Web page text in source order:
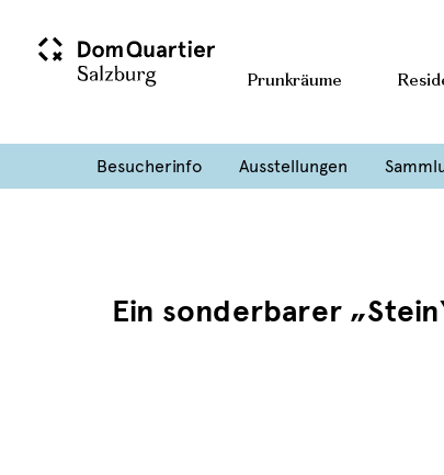
Prunkräume
Besucherinfo Ausstellungen
Ein sonderbarer